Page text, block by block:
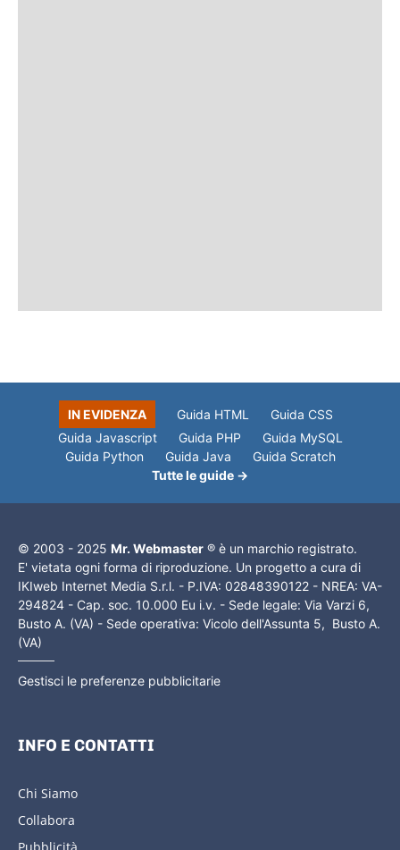
IN EVIDENZA Guida HTML
Guida CSS
Guida Javascript
Guida PHP
Guida MySQL
Guida Python
Guida Java
Guida Scratch
Tutte le guide →
© 2003 - 2025 Mr. Webmaster ® è un marchio registrato.
E' vietata ogni forma di riproduzione. Un progetto a cura di
IKIweb Internet Media S.r.l. - P.IVA: 02848390122 - NREA: VA-
294824 - Cap. soc. 10.000 Eu i.v. - Sede legale: Via Varzi 6,
Busto A. (VA) - Sede operativa: Vicolo dell'Assunta 5, Busto A.
(VA)
Gestisci le preferenze pubblicitarie
INFO E CONTATTI
Chi Siamo
Collabora